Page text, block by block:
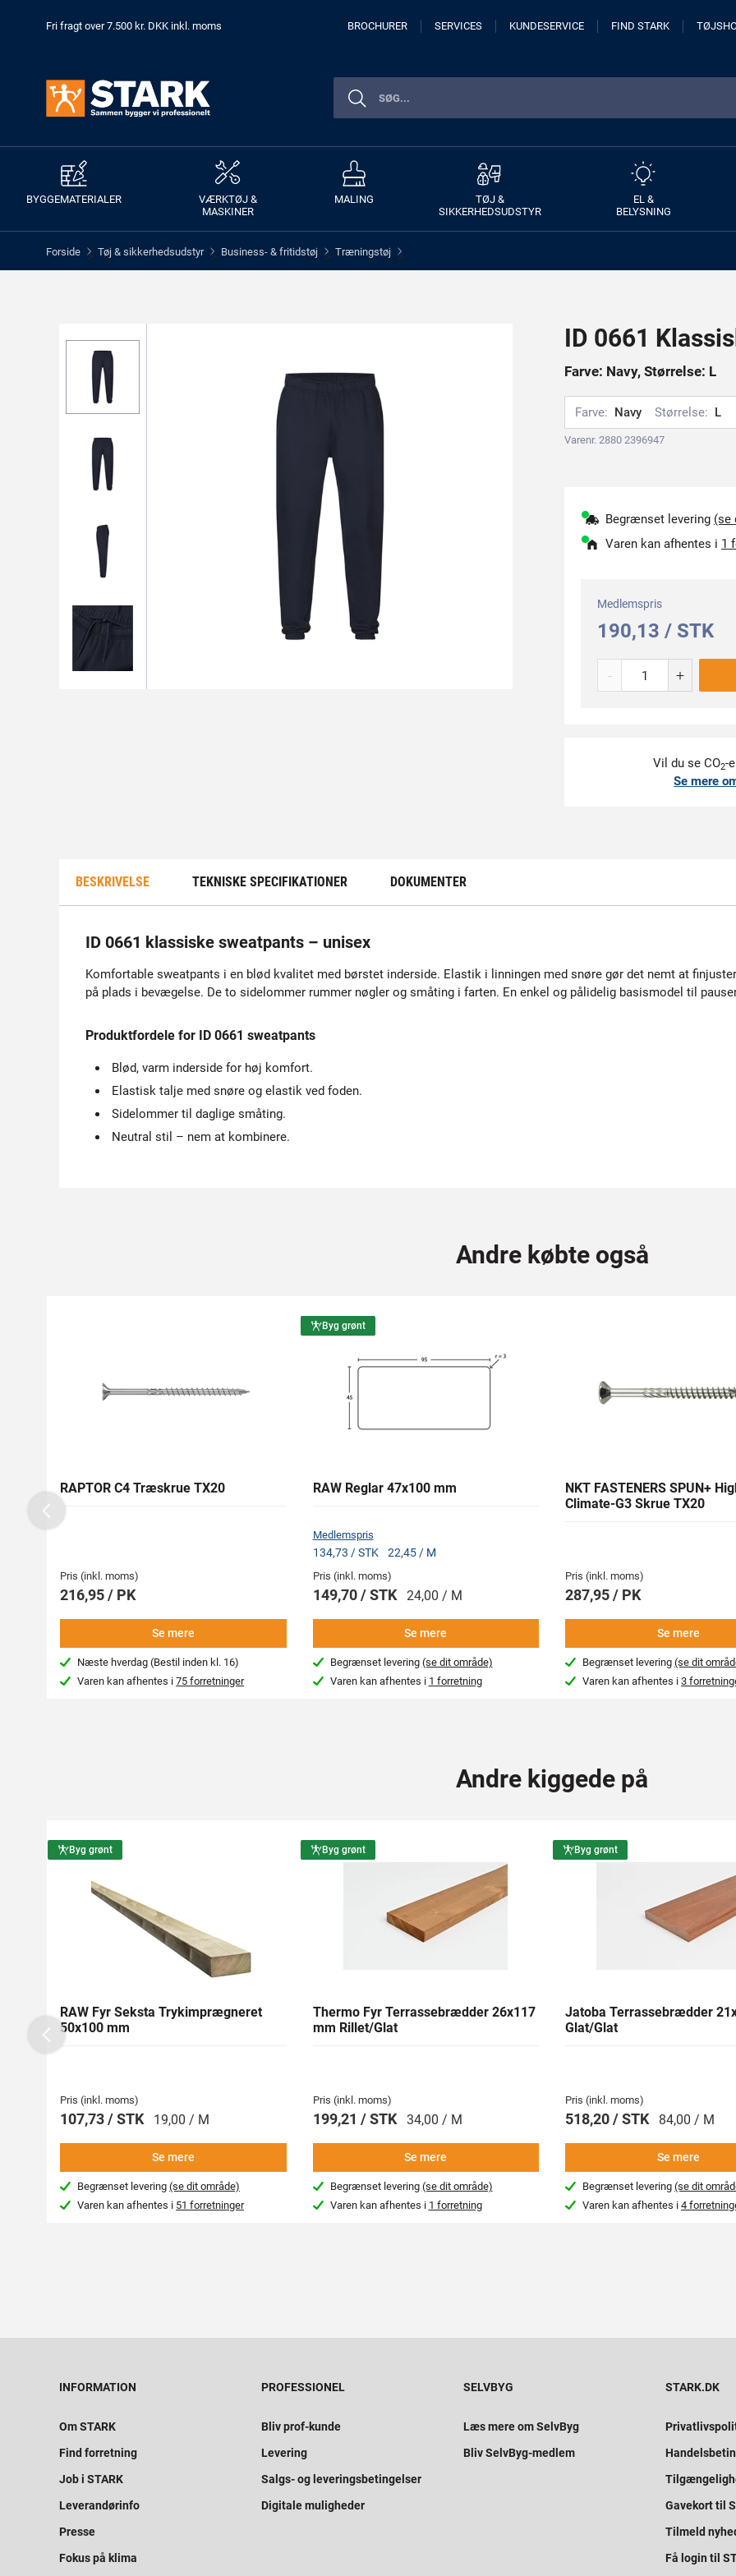
Fri fragt over 7.500 kr. DKK inkl. moms BROCHURER SERVICES KUNDESERVICE FIND STARK
BYGGEMATERIALER
VÆRKTØJ &
MASKINER
MALING
TØJ &
SIKKERHEDSUDSTYR
EL &
BELYSNING
Forside > Tøj & sikkerhedsudstyr > Business- & fritidstøj > Træningstøj >
ID 0661
Farve: Navy, Størrelse: L
Farve: Navy Størrelse: L
Varenr. 2880 2396947
Begrænset levering (se
Varen kan afhentes i 1
Medlemspris
190,13 / STK
- +
Vil du se CO2-
Se mere
BESKRIVELSE TEKNISKE SPECIFIKATIONER DOKUMENTER
ID 0661 klassiske sweatpants – unisex
Komfortable sweatpants i en blød kvalitet med børstet inderside. Elastik i linningen med snøre gør det nemt at
på plads i bevægelse. De to sidelommer rummer nøgler og småting i farten. En enkel og pålidelig basismodel til
Produktfordele for ID 0661 sweatpants
Blød, varm inderside for høj komfort.
Elastisk talje med snøre og elastik ved foden.
Sidelommer til daglige småting.
Neutral stil – nem at kombinere.
Andre købte også
RAPTOR C4 Træskrue TX20
Pris (inkl. moms)
216,95 / PK
Se mere
Næste hverdag (Bestil inden kl. 16)
Varen kan afhentes i75 forretninger
Byg grønt
RAW Reglar 47x100 mm
Medlemspris
134,73 / STK 22,45 / M
Pris (inkl. moms)
149,70 / STK 24,00 / M
Se mere
Begrænset levering (se dit område)
Varen kan afhentes i 1 forretning
NKT FASTENERS SPUN+
Climate-G3 Skrue TX20
Pris (inkl. moms)
287,95 / PK
Se mere
Begrænset levering(se dit
Varen kan afhentes i3
Previous
Andre kiggede på
Byg grønt
RAW Fyr Seksta Trykimprægneret
50x100 mm
Pris (inkl. moms)
107,73 / STK 19,00 / M
Se mere
Begrænset levering(se dit område)
Varen kan afhentes i 51 forretninger
Byg grønt
Thermo Fyr Terrassebrædder 26x117
mm Rillet/Glat
Pris (inkl. moms)
199,21 / STK 34,00 / M
Se mere
Begrænset levering (se dit område)
Varen kan afhentes i 1 forretning
Byg grønt
Jatoba Terrassebrædder
Glat/Glat
Pris (inkl. moms)
518,20 / STK 84,00 / M
Se mere
Begrænset levering(se dit
Varen kan afhentes i4
Previous
INFORMATION
Om STARK
Find forretning
Job i STARK
Leverandørinfo
Presse
Fokus på klima
PROFESSIONEL
Bliv prof-kunde
Levering
Salgs- og leveringsbetingelser
Digitale muligheder
SELVBYG
Læs mere om SelvByg
Bliv SelvByg-medlem
STARK.DK
Gavekort til
Tilmeld
Få login til